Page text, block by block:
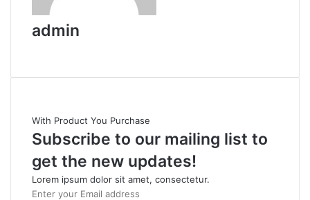
admin
b
t
e
With Product You Purchase
Subscribe to our mailing list to
get the new updates!
Lorem ipsum dolor sit amet, consectetur.
E